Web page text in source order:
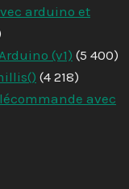
arduino et
(v1) (5 400)
(4 218)
avec